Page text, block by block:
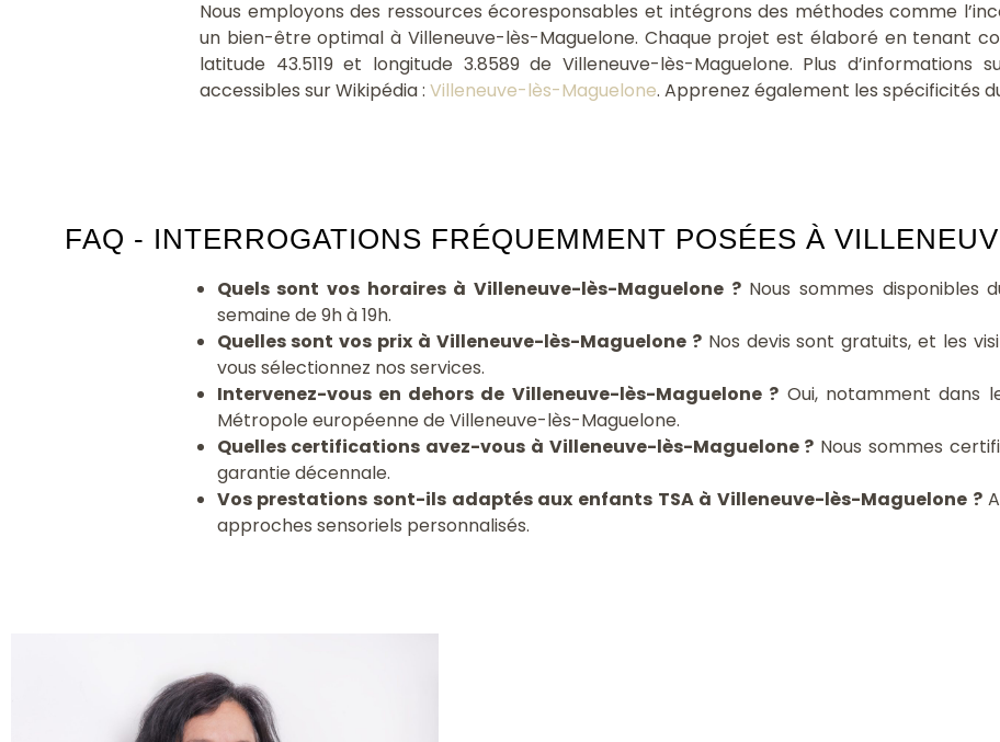
Nous employons des ressources écoresponsables et intégrons des méthodes comme
un bien-être optimal à Villeneuve-lès-Maguelone. Chaque projet est élaboré en tenant
latitude 43.5119 et longitude 3.8589 de Villeneuve-lès-Maguelone. Plus d’informations
accessibles sur Wikipédia : Villeneuve-lès-Maguelone. Apprenez également les spécificités
FAQ - INTERROGATIONS FRÉQUEMMENT POSÉES À
Quels sont vos horaires à Villeneuve-lès-Maguelone ?Nous sommes disponibles
semaine de 9h à 19h.
Quelles sont vos prix à Villeneuve-lès-Maguelone ?Nos devis sont gratuits, et les
vous sélectionnez nos services.
Intervenez-vous en dehors de Villeneuve-lès-Maguelone ? Oui, notamment dans
Métropole européenne de Villeneuve-lès-Maguelone.
Quelles certifications avez-vous à Villeneuve-lès-Maguelone ? Nous sommes
garantie décennale.
Vos prestations sont-ils adaptés aux enfants TSA à Villeneuve-lès-Maguelone ?
approches sensoriels personnalisés.